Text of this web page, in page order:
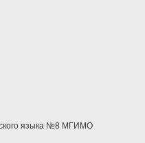
языка №8 МГИМО